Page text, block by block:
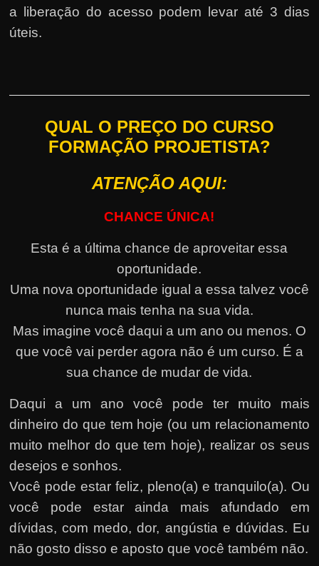
a liberação do acesso podem levar até 3 dias
úteis.
QUAL O PREÇO DO CURSO
FORMAÇÃO PROJETISTA?
ATENÇÃO AQUI:
CHANCE ÚNICA!
Esta é a última chance de aproveitar essa
oportunidade.
Uma nova oportunidade igual a essa talvez você
nunca mais tenha na sua vida.
Mas imagine você daqui a um ano ou menos. O
que você vai perder agora não é um curso. É a
sua chance de mudar de vida.
Daqui a um ano você pode ter muito mais
dinheiro do que tem hoje (ou um relacionamento
muito melhor do que tem hoje), realizar os seus
desejos e sonhos.
Você pode estar feliz, pleno(a) e tranquilo(a). Ou
você pode estar ainda mais afundado em
dívidas, com medo, dor, angústia e dúvidas. Eu
não gosto disso e aposto que você também não.